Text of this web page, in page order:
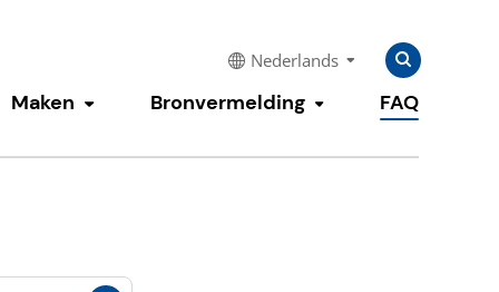
Nederlands
Zoeken
naar:
Zoeken
tonen
Maken Submenu tonen
Bronvermelding Submenu tonen
FAQ